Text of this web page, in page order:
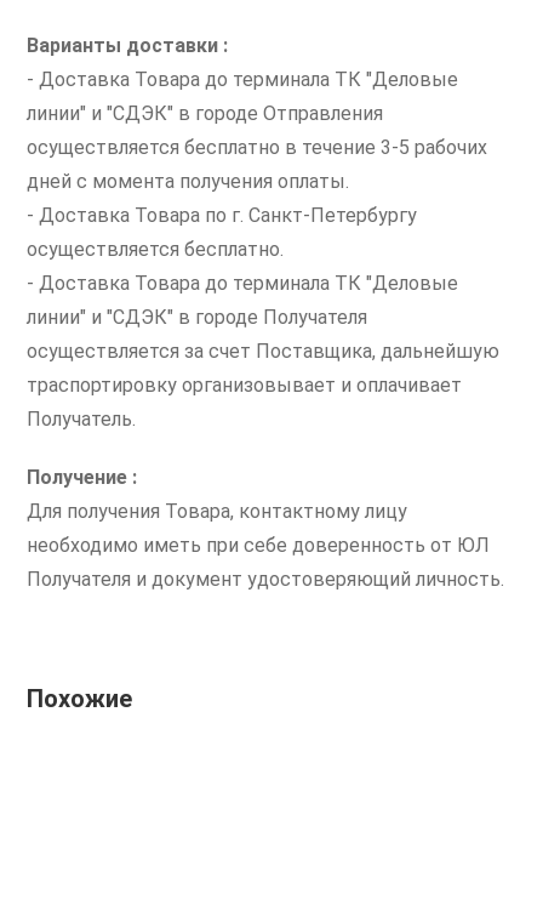
Варианты доставки :
- Доставка Товара до терминала ТК "Деловые
линии" и "СДЭК" в городе Отправления
осуществляется бесплатно в течение 3-5 рабочих
дней с момента получения оплаты.
- Доставка Товара по г. Санкт-Петербургу
осуществляется бесплатно.
- Доставка Товара до терминала ТК "Деловые
линии" и "СДЭК" в городе Получателя
осуществляется за счет Поставщика, дальнейшую
траспортировку организовывает и оплачивает
Получатель.
Получение :
Для получения Товара, контактному лицу
необходимо иметь при себе доверенность от ЮЛ
Получателя и документ удостоверяющий личность.
Похожие